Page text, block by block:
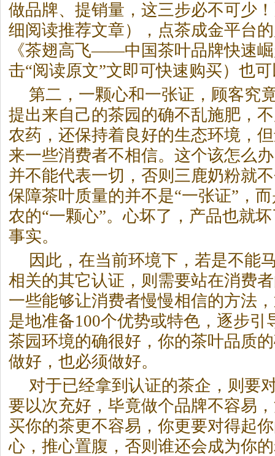
做品牌、提销量，这三步必不可少
细阅读推荐文章），点茶成金平台
《茶翅高飞——中国茶叶品牌快速
击“阅读原文”文即可快速购买）也
第二，一颗心和一张证，顾客究
提出来自己的茶园的确不乱施肥，
农药，还保持着良好的生态环境，
来一些消费者不相信。这个该怎么
并不能代表一切，否则三鹿奶粉就
保障茶叶质量的并不是“一张证”，
农的“一颗心”。心坏了，产品也就
事实。
因此，在当前环境下，若是不能
相关的其它认证，则需要站在消费
一些能够让消费者慢慢相信的方法
是地准备100个优势或特色，逐步引
茶园环境的确很好，你的茶叶品质
做好，也必须做好。
对于已经拿到认证的茶企，则要
要以次充好，毕竟做个品牌不容易
买你的茶更不容易，你更要对得起
心，推心置腹，否则谁还会成为你